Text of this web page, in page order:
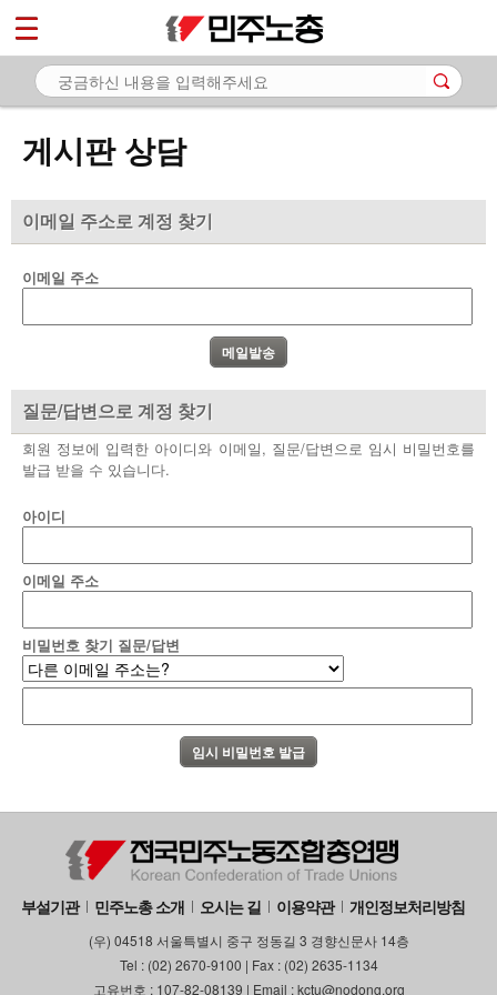
게시판 상담
이메일 주소로 계정 찾기
이메일 주소
질문/답변으로 계정 찾기
회원 정보에 입력한 아이디와 이메일, 질문/답변으로 임시 비밀번호를
발급 받을 수 있습니다.
아이디
이메일 주소
비밀번호 찾기 질문/답변
부설기관 민주노총 소개 오시는 길 이용약관 개인정보처리방침
(우) 04518 서울특별시 중구 정동길 3 경향신문사 14층
Tel : (02) 2670-9100 | Fax : (02) 2635-1134
고유번호 : 107-82-08139 | Email : kctu@nodong.org
마이페이지
소개
노동상담
- 게시판 상담
- 바로보기
- 찾아보기
- 전국 노동상담소 안내
자료
부설기관
업무